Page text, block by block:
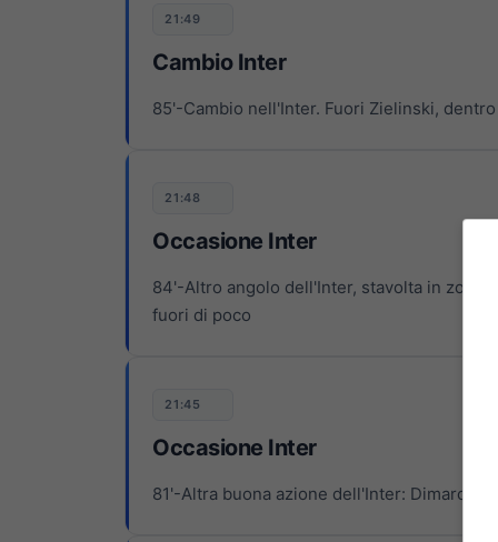
21:49
Cambio Inter
85'-Cambio nell'Inter. Fuori Zielinski,
21:48
Occasione Inter
84'-Altro angolo dell'Inter, stavolta in zona
fuori di poco
21:45
Occasione Inter
81'-Altra buona azione dell'Inter: Dimarco